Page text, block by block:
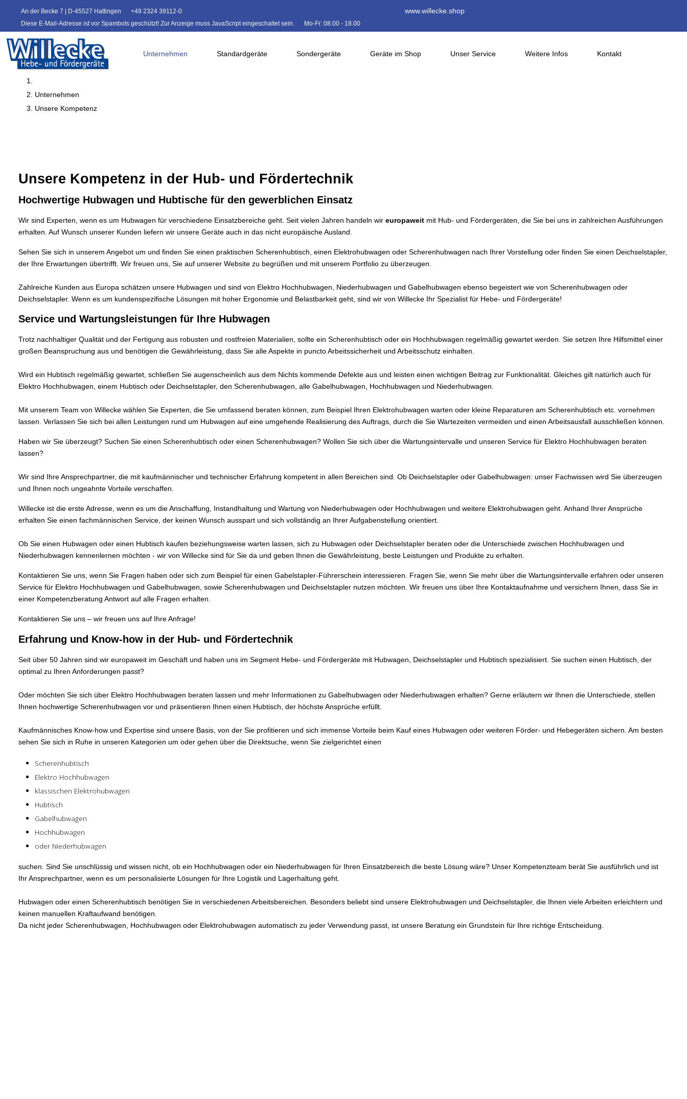
An der Becke 7 | D-45527 Hattingen
+49 2324 39112-0
Diese E-Mail-Adresse ist vor Spambots geschützt! Zur Anzeige muss JavaScript eingeschaltet sein.
Mo-Fr: 08.00 - 18.00
www.willecke.shop
Unternehmen Standardgeräte Sondergeräte Geräte im Shop Unser Service Weitere Infos Kontakt
Unternehmen
Unsere Kompetenz
Unsere Kompetenz in der Hub- und Fördertechnik
Hochwertige Hubwagen und Hubtische für den gewerblichen Einsatz
Wir sind Experten, wenn es um Hubwagen für verschiedene Einsatzbereiche geht. Seit vielen Jahren handeln wir europaweit mit Hub- und Fördergeräten, die Sie bei uns in zahlreichen Ausführungen
erhalten. Auf Wunsch unserer Kunden liefern wir unsere Geräte auch in das nicht europäische Ausland.
Sehen Sie sich in unserem Angebot um und finden Sie einen praktischen Scherenhubtisch, einen Elektrohubwagen oder Scherenhubwagen nach Ihrer Vorstellung oder finden Sie einen Deichselstapler,
der Ihre Erwartungen übertrifft. Wir freuen uns, Sie auf unserer Website zu begrüßen und mit unserem Portfolio zu überzeugen.
Zahlreiche Kunden aus Europa schätzen unsere Hubwagen und sind von Elektro Hochhubwagen, Niederhubwagen und Gabelhubwagen ebenso begeistert wie von Scherenhubwagen oder
Deichselstapler. Wenn es um kundenspezifische Lösungen mit hoher Ergonomie und Belastbarkeit geht, sind wir von Willecke Ihr Spezialist für Hebe- und Fördergeräte!
Service und Wartungsleistungen für Ihre Hubwagen
Trotz nachhaltiger Qualität und der Fertigung aus robusten und rostfreien Materialien, sollte ein Scherenhubtisch oder ein Hochhubwagen regelmäßig gewartet werden. Sie setzen Ihre Hilfsmittel einer
großen Beanspruchung aus und benötigen die Gewährleistung, dass Sie alle Aspekte in puncto Arbeitssicherheit und Arbeitsschutz einhalten.
Wird ein Hubtisch regelmäßig gewartet, schließen Sie augenscheinlich aus dem Nichts kommende Defekte aus und leisten einen wichtigen Beitrag zur Funktionalität. Gleiches gilt natürlich auch für
Elektro Hochhubwagen, einem Hubtisch oder Deichselstapler, den Scherenhubwagen, alle Gabelhubwagen, Hochhubwagen und Niederhubwagen.
Mit unserem Team von Willecke wählen Sie Experten, die Sie umfassend beraten können, zum Beispiel Ihren Elektrohubwagen warten oder kleine Reparaturen am Scherenhubtisch etc. vornehmen
lassen. Verlassen Sie sich bei allen Leistungen rund um Hubwagen auf eine umgehende Realisierung des Auftrags, durch die Sie Wartezeiten vermeiden und einen Arbeitsausfall ausschließen können.
Haben wir Sie überzeugt? Suchen Sie einen Scherenhubtisch oder einen Scherenhubwagen? Wollen Sie sich über die Wartungsintervalle und unseren Service für Elektro Hochhubwagen beraten
lassen?
Wir sind Ihre Ansprechpartner, die mit kaufmännischer und technischer Erfahrung kompetent in allen Bereichen sind. Ob Deichselstapler oder Gabelhubwagen: unser Fachwissen wird Sie überzeugen
und Ihnen noch ungeahnte Vorteile verschaffen.
Willecke ist die erste Adresse, wenn es um die Anschaffung, Instandhaltung und Wartung von Niederhubwagen oder Hochhubwagen und weitere Elektrohubwagen geht. Anhand Ihrer Ansprüche
erhalten Sie einen fachmännischen Service, der keinen Wunsch ausspart und sich vollständig an Ihrer Aufgabenstellung orientiert.
Ob Sie einen Hubwagen oder einen Hubtisch kaufen beziehungsweise warten lassen, sich zu Hubwagen oder Deichselstapler beraten oder die Unterschiede zwischen Hochhubwagen und
Niederhubwagen kennenlernen möchten - wir von Willecke sind für Sie da und geben Ihnen die Gewährleistung, beste Leistungen und Produkte zu erhalten.
Kontaktieren Sie uns, wenn Sie Fragen haben oder sich zum Beispiel für einen Gabelstapler-Führerschein interessieren. Fragen Sie, wenn Sie mehr über die Wartungsintervalle erfahren oder unseren
Service für Elektro Hochhubwagen und Gabelhubwagen, sowie Scherenhubwagen und Deichselstapler nutzen möchten. Wir freuen uns über Ihre Kontaktaufnahme und versichern Ihnen, dass Sie in
einer Kompetenzberatung Antwort auf alle Fragen erhalten.
Kontaktieren Sie uns – wir freuen uns auf Ihre Anfrage!
Erfahrung und Know-how in der Hub- und Fördertechnik
Seit über 50 Jahren sind wir europaweit im Geschäft und haben uns im Segment Hebe- und Fördergeräte mit Hubwagen, Deichselstapler und Hubtisch spezialisiert. Sie suchen einen Hubtisch, der
optimal zu Ihren Anforderungen passt?
Oder möchten Sie sich über Elektro Hochhubwagen beraten lassen und mehr Informationen zu Gabelhubwagen oder Niederhubwagen erhalten? Gerne erläutern wir Ihnen die Unterschiede, stellen
Ihnen hochwertige Scherenhubwagen vor und präsentieren Ihnen einen Hubtisch, der höchste Ansprüche erfüllt.
Kaufmännisches Know-how und Expertise sind unsere Basis, von der Sie profitieren und sich immense Vorteile beim Kauf eines Hubwagen oder weiteren Förder- und Hebegeräten sichern. Am besten
sehen Sie sich in Ruhe in unseren Kategorien um oder gehen über die Direktsuche, wenn Sie zielgerichtet einen
Scherenhubtisch
Elektro Hochhubwagen
klassischen Elektrohubwagen
Hubtisch
Gabelhubwagen
Hochhubwagen
oder Niederhubwagen
suchen. Sind Sie unschlüssig und wissen nicht, ob ein Hochhubwagen oder ein Niederhubwagen für Ihren Einsatzbereich die beste Lösung wäre? Unser Kompetenzteam berät Sie ausführlich und ist
Ihr Ansprechpartner, wenn es um personalisierte Lösungen für Ihre Logistik und Lagerhaltung geht.
Hubwagen oder einen Scherenhubtisch benötigen Sie in verschiedenen Arbeitsbereichen. Besonders beliebt sind unsere Elektrohubwagen und Deichselstapler, die Ihnen viele Arbeiten erleichtern und
keinen manuellen Kraftaufwand benötigen.
Da nicht jeder Scherenhubwagen, Hochhubwagen oder Elektrohubwagen automatisch zu jeder Verwendung passt, ist unsere Beratung ein Grundstein für Ihre richtige Entscheidung.